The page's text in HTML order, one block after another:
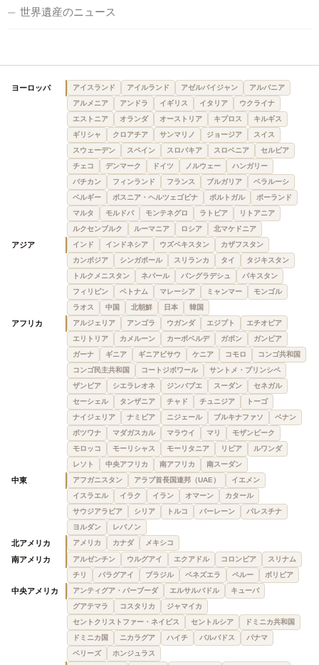
世界遺産のニュース
ヨーロッパ アイスランド アイルランド アゼルバイジャン
アルバニア
アルメニア
アンドラ イギリス イタリア
ウクライナ
エストニア
オランダ オーストリア キプロス
キルギス
ギリシャ
クロアチア サンマリノ ジョージア
スイス
スウェーデン
スペイン スロバキア スロベニア
セルビア
チェコ
デンマーク ドイツ ノルウェー
ハンガリー
バチカン
フィンランド フランス ブルガリア
ベラルーシ
ベルギー
ボスニア・ヘルツェゴビナ ポルトガル
ポーランド
マルタ
モルドバ モンテネグロ ラトビア
リトアニア
ルクセンブルク
ルーマニア ロシア 北マケドニア
アジア インド インドネシア ウズベキスタン
カザフスタン
カンボジア
シンガポール スリランカ タイ
タジキスタン
トルクメニスタン
ネパール バングラデシュ
パキスタン
フィリピン
ベトナム マレーシア ミャンマー
モンゴル
ラオス
中国 北朝鮮 日本 韓国
アフリカ アルジェリア アンゴラ ウガンダ エジプト
エチオピア
エリトリア
カメルーン カーボベルデ ガボン
ガンビア
ガーナ
ギニア ギニアビサウ ケニア コモロ
コンゴ共和国
コンゴ民主共和国
コートジボワール
サントメ・プリンシペ
ザンビア
シエラレオネ ジンバブエ スーダン
セネガル
セーシェル
タンザニア チャド チュニジア
トーゴ
ナイジェリア
ナミビア ニジェール ブルキナファソ
ベナン
ボツワナ
マダガスカル マラウイ マリ
モザンビーク
モロッコ
モーリシャス モーリタニア リビア
ルワンダ
レソト
中央アフリカ 南アフリカ 南スーダン
中東 アフガニスタン アラブ首長国連邦（UAE）
イエメン
イスラエル
イラク イラン オマーン
カタール
サウジアラビア
シリア トルコ バーレーン
パレスチナ
ヨルダン
レバノン
北アメリカ アメリカ カナダ メキシコ
南アメリカ アルゼンチン ウルグアイ エクアドル コロンビア
スリナム
チリ
パラグアイ ブラジル ベネズエラ ペルー ボリビア
中央アメリカ アンティグア・バーブーダ エルサルバドル
キューバ
グアテマラ
コスタリカ
ジャマイカ
セントクリストファー・ネイビス
セントルシア
ドミニカ共和国
ドミニカ国
ニカラグア ハイチ バルバドス
パナマ
ベリーズ
ホンジュラス